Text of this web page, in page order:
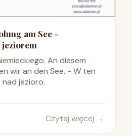
am See -
jeziorem
An diesem
wir an den See. - W ten
jezioro.
Czytaj więcej →